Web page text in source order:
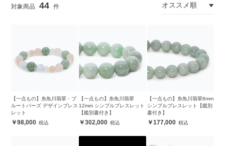
44
【一点もの】糸魚川翡翠・ブ
ルートパーズ デザインブレス
レット
98,000
【一点もの】糸魚川翡翠
12mm シンプルブレスレット
【鑑別書付き】
302,000
【一点もの】糸魚川翡翠8mm
シンプルブレスレット【鑑別
書付き】
177,000